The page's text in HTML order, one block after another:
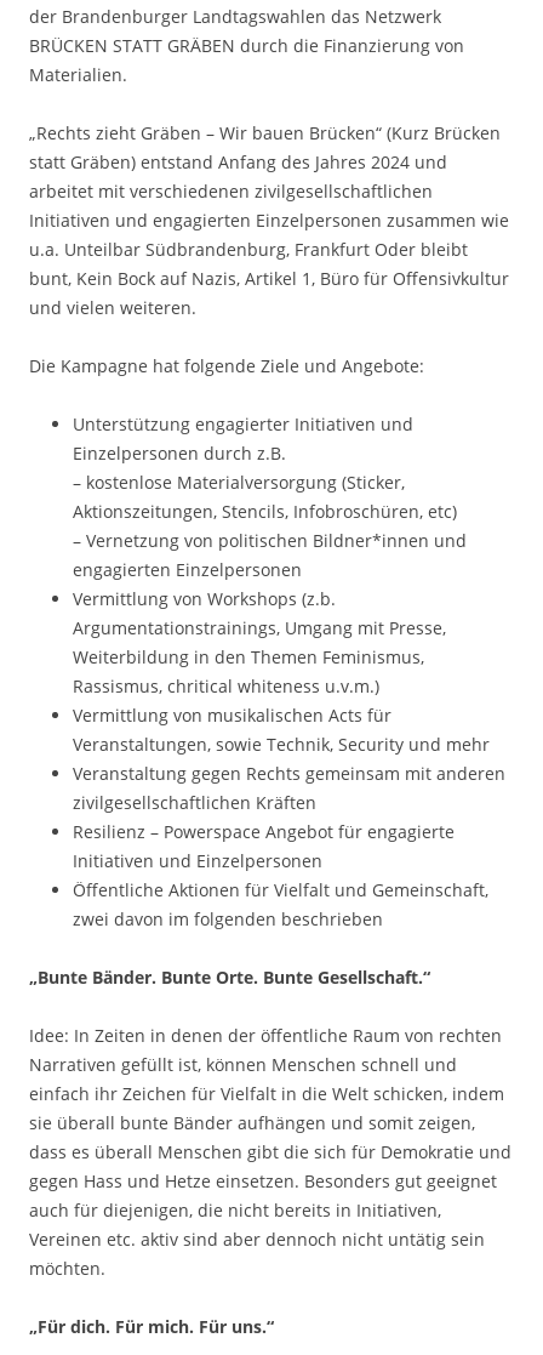
der Brandenburger Landtagswahlen das Netzwerk
BRÜCKEN STATT GRÄBEN durch die Finanzierung von
Materialien.
„Rechts zieht Gräben – Wir bauen Brücken“ (Kurz Brücken
statt Gräben) entstand Anfang des Jahres 2024 und
arbeitet mit verschiedenen zivilgesellschaftlichen
Initiativen und engagierten Einzelpersonen zusammen wie
u.a. Unteilbar Südbrandenburg, Frankfurt Oder bleibt
bunt, Kein Bock auf Nazis, Artikel 1, Büro für Offensivkultur
und vielen weiteren.
Die Kampagne hat folgende Ziele und Angebote:
Unterstützung engagierter Initiativen und
Einzelpersonen durch z.B.
– kostenlose Materialversorgung (Sticker,
Aktionszeitungen, Stencils, Infobroschüren, etc)
– Vernetzung von politischen Bildner*innen und
engagierten Einzelpersonen
Vermittlung von Workshops (z.b.
Argumentationstrainings, Umgang mit Presse,
Weiterbildung in den Themen Feminismus,
Rassismus, chritical whiteness u.v.m.)
Vermittlung von musikalischen Acts für
Veranstaltungen, sowie Technik, Security und mehr
Veranstaltung gegen Rechts gemeinsam mit anderen
zivilgesellschaftlichen Kräften
Resilienz – Powerspace Angebot für engagierte
Initiativen und Einzelpersonen
Öffentliche Aktionen für Vielfalt und Gemeinschaft,
zwei davon im folgenden beschrieben
„Bunte Bänder. Bunte Orte. Bunte Gesellschaft.“
Idee: In Zeiten in denen der öffentliche Raum von rechten
Narrativen gefüllt ist, können Menschen schnell und
einfach ihr Zeichen für Vielfalt in die Welt schicken, indem
sie überall bunte Bänder aufhängen und somit zeigen,
dass es überall Menschen gibt die sich für Demokratie und
gegen Hass und Hetze einsetzen. Besonders gut geeignet
auch für diejenigen, die nicht bereits in Initiativen,
Vereinen etc. aktiv sind aber dennoch nicht untätig sein
möchten.
„Für dich. Für mich. Für uns.“